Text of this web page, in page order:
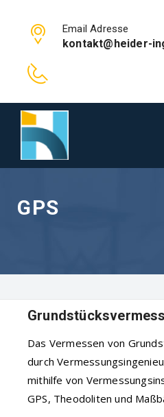
Email Adresse
kontakt@heider-
GPS
Das Vermessen von
durch
mithilfe von
GPS, Theodoliten und